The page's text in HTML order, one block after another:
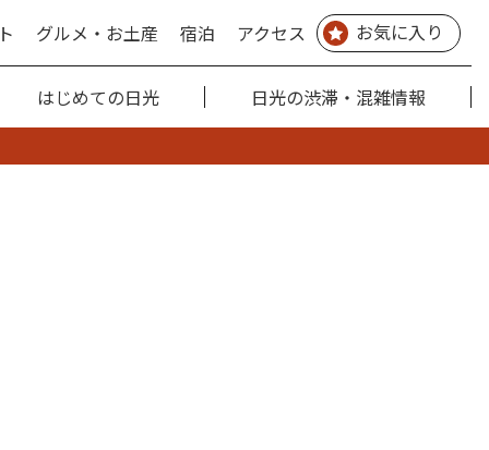
グルメ・お土産 宿泊 アクセス お気に入り
はじめての日光 日光の渋滞・混雑情報